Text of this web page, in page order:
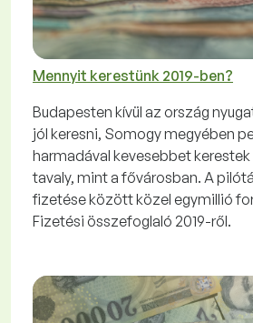
Mennyit kerestünk 2019-ben?
Budapesten kívül az ország
jól keresni, Somogy megyében
harmadával kevesebbet kerestek
tavaly, mint a fővárosban. A
fizetése között közel egymillió
Fizetési összefoglaló 2019-ről.